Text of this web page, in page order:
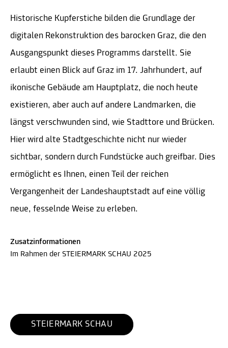
Historische Kupferstiche bilden die Grundlage der
digitalen Rekonstruktion des barocken Graz, die den
Ausgangspunkt dieses Programms darstellt. Sie
erlaubt einen Blick auf Graz im 17. Jahrhundert, auf
ikonische Gebäude am Hauptplatz, die noch heute
existieren, aber auch auf andere Landmarken, die
längst verschwunden sind, wie Stadttore und Brücken.
Hier wird alte Stadtgeschichte nicht nur wieder
sichtbar, sondern durch Fundstücke auch greifbar. Dies
ermöglicht es Ihnen, einen Teil der reichen
Vergangenheit der Landeshauptstadt auf eine völlig
neue, fesselnde Weise zu erleben.
Zusatzinformationen
Im Rahmen der STEIERMARK SCHAU 2025
STEIERMARK SCHAU